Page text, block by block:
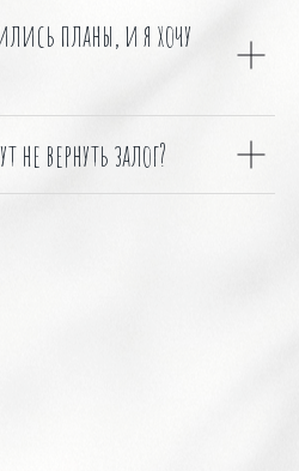
планы, и я хочу
не вернуть залог?